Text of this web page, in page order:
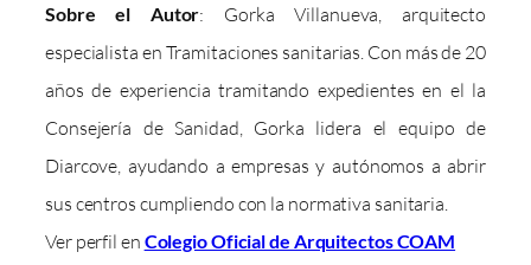
Sobre el Autor: Gorka Villanueva, arquitecto
especialista en Tramitaciones sanitarias. Con más de 20
años de experiencia tramitando expedientes en el la
Consejería de Sanidad, Gorka lidera el equipo de
Diarcove, ayudando a empresas y autónomos a abrir
sus centros cumpliendo con la normativa sanitaria.
Ver perfil en Colegio Oficial de Arquitectos COAM